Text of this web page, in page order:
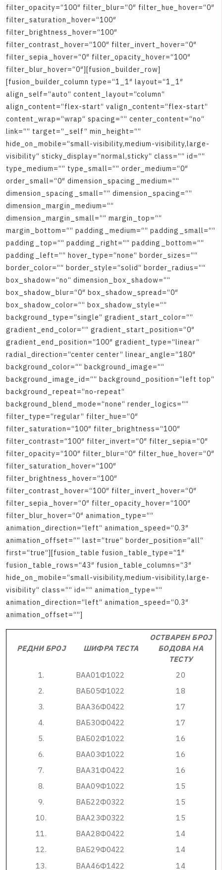
filter opacity=“100″ filter blur=“0″ filter hue hover=“0″
filter saturation hover=“100″
filter brightness hover=“100″
filter contrast hover=“100″ filter invert hover=“0″
filter sepia hover=“0″ filter opacity hover=“100″
filter blur hover=“0″][fusion builder row]
[fusion builder column type=“1 1″ layout=“1 1″
align self=“auto“ content layout=“column“
align content=“flex-start“ valign content=“flex-start“
content wrap=“wrap“ spacing=““ center content=“no“
link=““ target=“ self“ min height=““
hide on mobile=“small-visibility,medium-visibility,large-
visibility“ sticky display=“normal,sticky“ class=““ id=““
type medium=““ type small=““ order medium=“0″
order small=“0″ dimension spacing medium=““
dimension spacing small=““ dimension spacing=““
dimension margin medium=““
dimension margin small=““ margin top=““
margin bottom=““ padding medium=““ padding small=““
padding top=““ padding right=““ padding bottom=““
padding left=““ hover type=“none“ border sizes=““
border color=““ border style=“solid“ border radius=““
box shadow=“no“ dimension box shadow=““
box shadow blur=“0″ box shadow spread=“0″
box shadow color=““ box shadow style=““
background type=“single“ gradient start color=““
gradient end color=““ gradient start position=“0″
gradient end position=“100″ gradient type=“linear“
radial direction=“center center“ linear angle=“180″
background color=““ background image=““
background image id=““ background position=“left top“
background repeat=“no-repeat“
background blend mode=“none“ render logics=““
filter type=“regular“ filter hue=“0″
filter saturation=“100″ filter brightness=“100″
filter contrast=“100″ filter invert=“0″ filter sepia=“0″
filter opacity=“100″ filter blur=“0″ filter hue hover=“0″
filter saturation hover=“100″
filter brightness hover=“100″
filter contrast hover=“100″ filter invert hover=“0″
filter sepia hover=“0″ filter opacity hover=“100″
filter blur hover=“0″ animation type=““
animation direction=“left“ animation speed=“0.3″
animation offset=““ last=“true“ border position=“all“
first=“true“][fusion table fusion table type=“1″
fusion table rows=“43″ fusion table columns=“3″
hide on mobile=“small-visibility,medium-visibility,large-
visibility“ class=““ id=““ animation type=““
animation direction=“left“ animation speed=“0.3″
animation offset=““]
РЕДНИ БРОЈ ШИФРА ТЕСТА
ОСТВАРЕН БРОЈ
БОДОВА НА
ТЕСТУ
1. ВАА01Ф1022 20
2. ВАБ05Ф1022 18
3. ВАА36Ф0422 17
4. ВАБ30Ф0422 17
5. ВАБ02Ф1022 16
6. ВАА03Ф1022 16
7. ВАА31Ф0422 16
8. ВАА09Ф1022 15
9. ВАБ22Ф0322 15
10. ВАА23Ф0322 15
11. ВАА28Ф0422 14
12. ВАБ29Ф0422 14
13. ВАА46Ф1422 14